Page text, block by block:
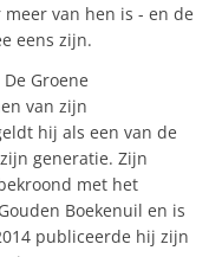
van hen is - en de
eens zijn.
Groene
van zijn
hij als een van de
generatie. Zijn
met het
Boekenuil en is
publiceerde hij zijn